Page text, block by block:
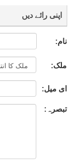
اپنی رائے دیں
نام:
ملک:
ای میل:
تبصرہ: